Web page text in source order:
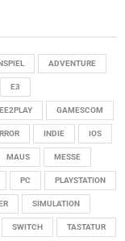
ADVENTURE
E3
GAMESCOM
INDIE IOS
MAUS MESSE
PC PLAYSTATION
SIMULATION
SWITCH TASTATUR